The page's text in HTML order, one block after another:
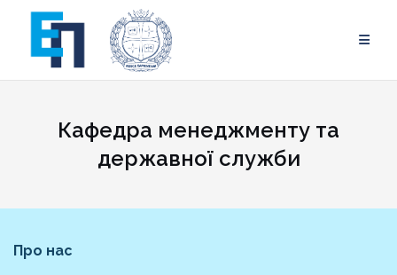
content
Кафедра менеджменту та
державної служби
Про нас